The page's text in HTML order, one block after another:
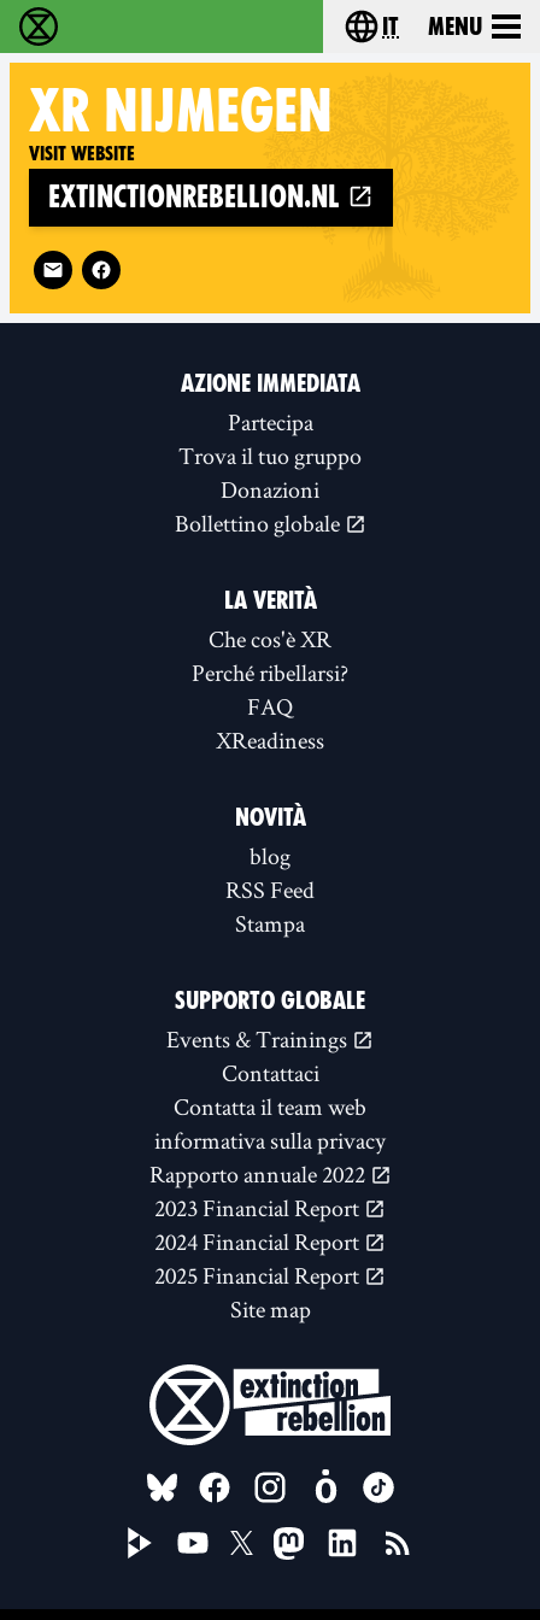
Extinction Rebellion - Home Choose your
it Menu
XR NIJMEGEN
Visit website
extinctionrebellion.nl
Follow XR Nijmegen on
AZIONE IMMEDIATA
Partecipa
Trova il tuo gruppo
Donazioni
Bollettino globale
LA VERITÀ
Che cos'è XR
Perché ribellarsi?
FAQ
XReadiness
NOVITÀ
blog
RSS Feed
Stampa
SUPPORTO GLOBALE
Events & Trainings
Contattaci
Contatta il team web
informativa sulla privacy
Rapporto annuale 2022
2023 Financial Report
2024 Financial Report
2025 Financial Report
Site map
FOLLOW US ON